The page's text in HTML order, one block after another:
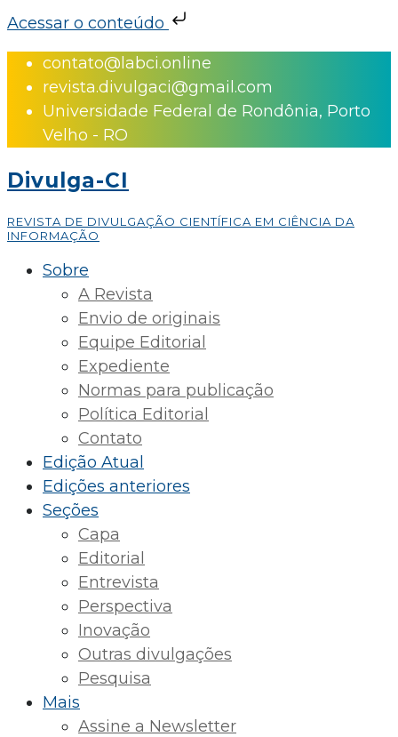
Acessar o conteúdo
Skip
content
contato@labci.online
revista.divulgaci@gmail.com
Universidade Federal de Rondônia, Porto
Velho - RO
Divulga-CI
REVISTA DE DIVULGAÇÃO CIENTÍFICA EM CIÊNCIA DA
INFORMAÇÃO
Sobre
A Revista
Envio de originais
Equipe Editorial
Expediente
Normas para publicação
Política Editorial
Contato
Edição Atual
Edições anteriores
Seções
Capa
Editorial
Entrevista
Perspectiva
Inovação
Outras divulgações
Pesquisa
Mais
Assine a Newsletter